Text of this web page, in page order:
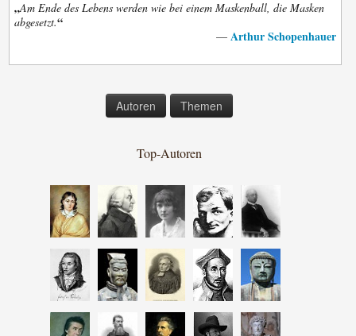
„Am Ende des Lebens werden wie bei einem Maskenball, die Masken
abgesetzt.“
— Arthur Schopenhauer
Autoren Themen
Top-Autoren